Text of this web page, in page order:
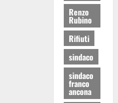
Renzo
Rubino
Rifiuti
sindaco
sindaco
franco
ancona